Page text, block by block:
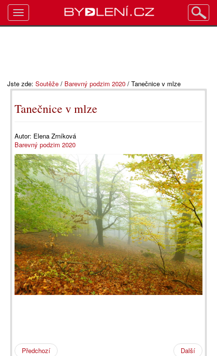
Jste zde: Soutěže / Barevný podzim 2020 / Tanečnice v mlze
Tanečnice v mlze
Autor: Elena Zrníková
Barevný podzim 2020
Předchozí Další
Toggle
navigation